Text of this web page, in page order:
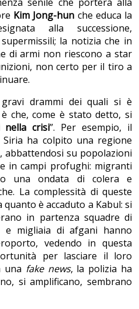
Kim Jong-hun che educa la
alla successione,
la notizia che in
di armi non riescono a star
non certo per il tiro a
drammi dei quali si è
che, come è stato detto, si
nella crisi”. Per esempio, il
ha colpito una regione
abbattendosi su popolazioni
in campi profughi: migranti
una ondata di colera e
La complessità di queste
è accaduto a Kabul: si
in partenza squadre di
migliaia di afgani hanno
vedendo in questa
per lasciare il loro
una fake news, la polizia ha
si amplificano, sembrano